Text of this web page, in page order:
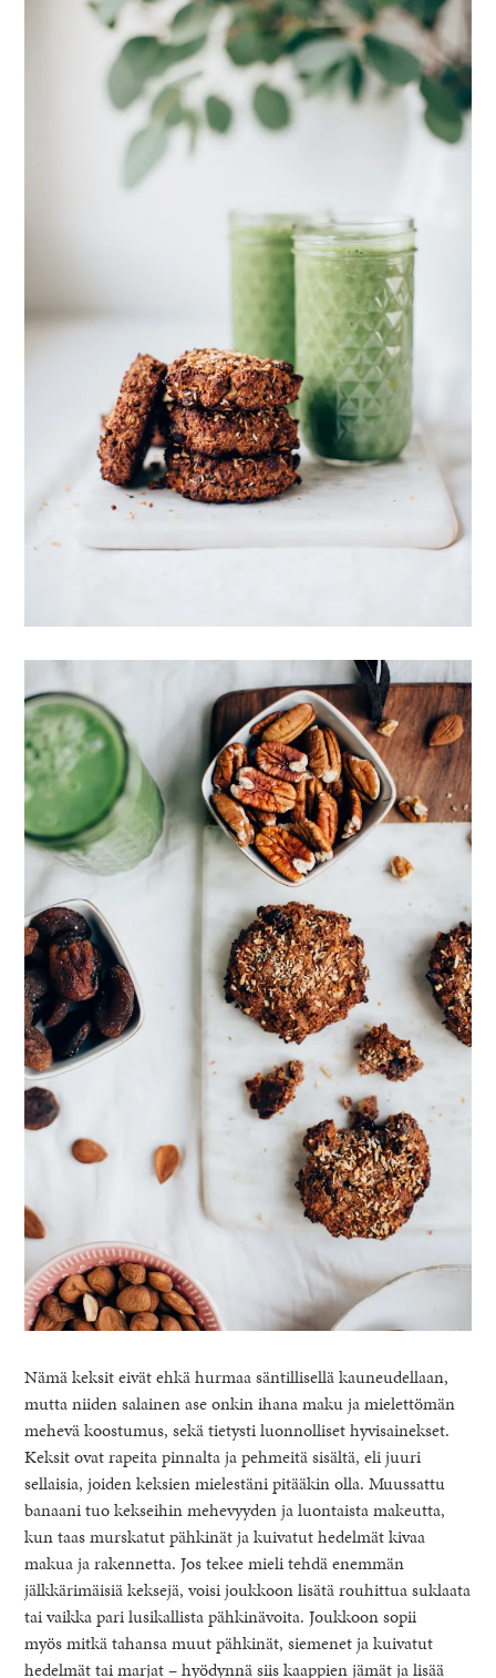
Nämä keksit eivät ehkä hurmaa säntillisellä kauneudellaan,
mutta niiden salainen ase onkin ihana maku ja mielettömän
mehevä koostumus, sekä tietysti luonnolliset hyvisainekset.
Keksit ovat rapeita pinnalta ja pehmeitä sisältä, eli juuri
sellaisia, joiden keksien mielestäni pitääkin olla. Muussattu
banaani tuo kekseihin mehevyyden ja luontaista makeutta,
kun taas murskatut pähkinät ja kuivatut hedelmät kivaa
makua ja rakennetta. Jos tekee mieli tehdä enemmän
jälkkärimäisiä keksejä, voisi joukkoon lisätä rouhittua suklaata
tai vaikka pari lusikallista pähkinävoita. Joukkoon sopii
myös mitkä tahansa muut pähkinät, siemenet ja kuivatut
hedelmät tai marjat – hyödynnä siis kaappien jämät ja lisää